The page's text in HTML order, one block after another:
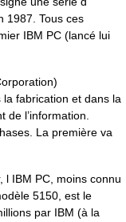
1987. Tous ces
IBM PC (lancé lui
fabrication et dans la
l’information.
La première va
IBM PC, moins connu
5150, est le
par IBM (à la